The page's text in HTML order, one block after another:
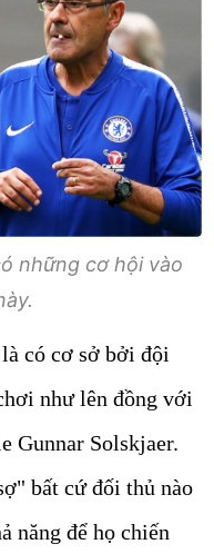
những cơ hội vào
có cơ sở bởi đội
như lên đồng với
Gunnar Solskjaer.
bất cứ đối thủ nào
năng để họ chiến